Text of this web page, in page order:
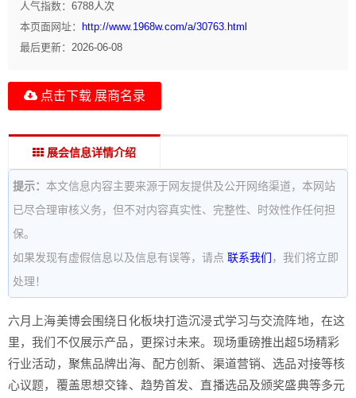
人气指数： 6788人次
本页面网址：
http://www.1968w.com/a/30763.html
最后更新： 2026-06-08
点击下载 展商名录
展会信息详情介绍
提示： 本文信息内容主要来源于网友提供及公开网络渠道，本网站
已尽合理审核义务，但不对内容真实性、完整性、时效性作任何担
保。
如果发现有虚假信息以及信息有误等，请点 联系我们 ，我们将立即
处理！
六月上海美博会围绕日化板块打造沉浸式学习与交流阵地，在这
里，我们不仅展示产品，更探讨未来。现场重磅推出超5场精彩
行业活动，聚焦品牌出海、配方创新、渠道营销、选品对接等核
心议题，覆盖思想交锋、趋势首发、直播选品及颁奖盛典等多元